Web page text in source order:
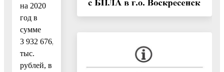
на 2020
год в
сумме
3 932 676,4
тыс.
рублей, в